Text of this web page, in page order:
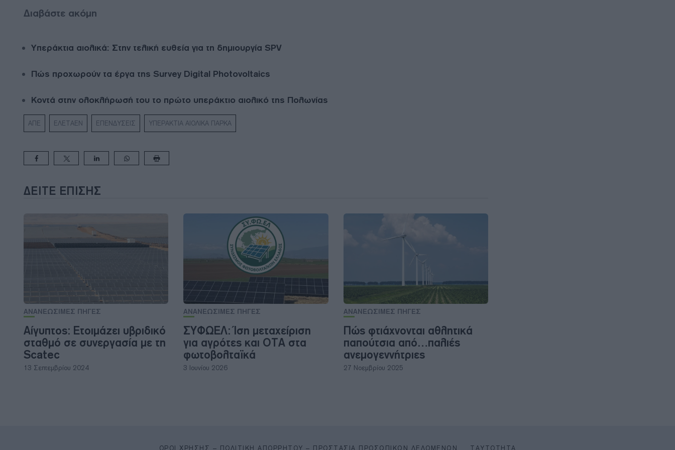
Διαβάστε ακόμη
Υπεράκτια αιολικά: Στην τελική ευθεία για τη δημιουργία SPV
Πώς προχωρούν τα έργα της Survey Digital Photovoltaics
Κοντά στην ολοκλήρωσή του το πρώτο υπεράκτιο αιολικό της Πολωνίας
ΑΠΕ ΕΛΕΤΑΕΝ ΕΠΕΝΔΥΣΕΙΣ ΥΠΕΡΑΚΤΙΑ ΑΙΟΛΙΚΑ ΠΑΡΚΑ
ΔΕΊΤΕ ΕΠΊΣΗΣ
ΑΝΑΝΕΩΣΙΜΕΣ ΠΗΓΕΣ
Αίγυπτος: Ετοιμάζει υβριδικό
σταθμό σε συνεργασία με τη
Scatec
13 Σεπτεμβρίου 2024
ΑΝΑΝΕΩΣΙΜΕΣ ΠΗΓΕΣ
ΣΥΦΩΕΛ: Ίση μεταχείριση
για αγρότες και ΟΤΑ στα
φωτοβολταϊκά
3 Ιουνίου 2026
ΑΝΑΝΕΩΣΙΜΕΣ ΠΗΓΕΣ
Πώς φτιάχνονται αθλητικά
παπούτσια από…παλιές
ανεμογεννήτριες
27 Νοεμβρίου 2025
ΌΡΟΙ ΧΡΉΣΗΣ – ΠΟΛΙΤΙΚΉ ΑΠΟΡΡΉΤΟΥ – ΠΡΟΣΤΑΣΊΑ ΠΡΟΣΩΠΙΚΏΝ ΔΕΔΟΜΈΝΩΝ ΤΑΥΤΌΤΗΤΑ